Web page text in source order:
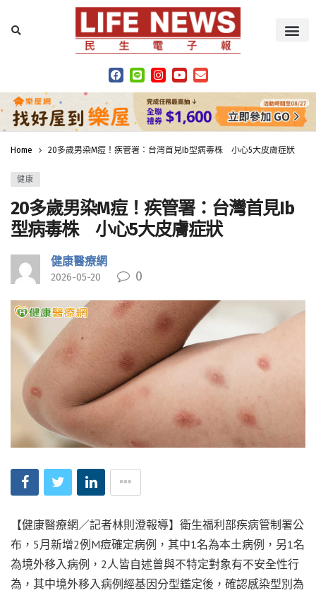
Home 20多歲男染M痘！疾管署：台灣首見Ib型病毒株 小心5大皮膚症狀
健康
20多歲男染M痘！疾管署：台灣首見Ib
型病毒株 小心5大皮膚症狀
健康醫療網
2026-05-20 0
【健康醫療網／記者林則澄報導】衛生福利部疾病管制署公
布，5月新增2例M痘確定病例，其中1名為本土病例，另1名
為境外移入病例，2人皆自述曾與不特定對象有不安全性行
為，其中境外移入病例經基因分型鑑定後，確認感染型別為